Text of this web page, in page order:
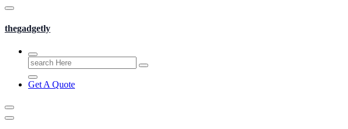
thegadgetly
Search
for:
Get A Quote